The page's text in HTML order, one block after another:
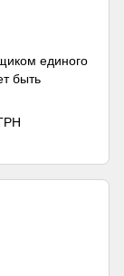
единого
быть